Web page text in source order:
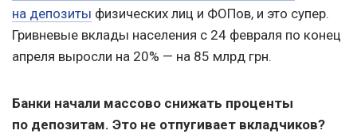
на депозиты физических лиц и ФОПов, и это супер.
Гривневые вклады населения с 24 февраля по конец
апреля выросли на 20% — на 85 млрд грн.
Банки начали массово снижать проценты
по депозитам. Это не отпугивает вкладчиков?